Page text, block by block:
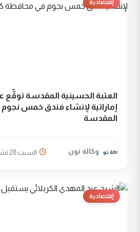
إقتصادية
العتبة الحسينية المقدسة
إماراتية لإنشاء فندق خمس
المقدسة
وكالة نون السبت 28 تشرين الثاني 2009
إقتصادية